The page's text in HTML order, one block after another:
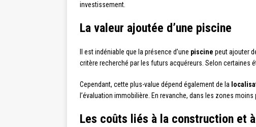
investissement.
La valeur ajoutée d’une piscine
Il est indéniable que la présence d’une piscine peut ajouter
critère recherché par les futurs acquéreurs. Selon certaines
Cependant, cette plus-value dépend également de la
l’évaluation immobilière. En revanche, dans les zones
Les coûts liés à la construction et